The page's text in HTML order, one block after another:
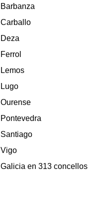
Barbanza
Carballo
Deza
Ferrol
Lemos
Lugo
Ourense
Pontevedra
Santiago
Vigo
Galicia en 313 concellos